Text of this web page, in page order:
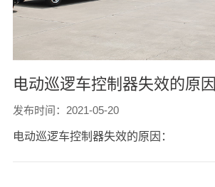
电动巡逻车控制器失效的原因
发布时间：2021-05-20
电动巡逻车控制器失效的原因：